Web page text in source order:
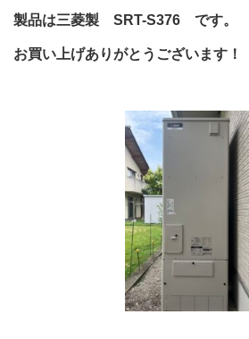
製品は三菱製 SRT-S376 です。
お買い上げありがとうございます！